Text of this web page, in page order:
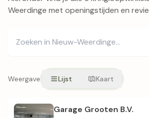
Weerdinge met openingstijden en
Weergave Lijst Kaart
Garage Grooten B.V.